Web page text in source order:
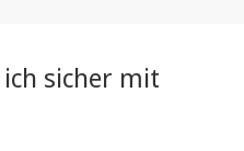
sicher mit